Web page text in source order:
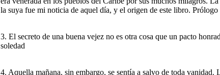
la suya fue mi noticia de aquel día, y el origen de este libro.
3. El secreto de una buena vejez no es otra cosa que un pacto
soledad
4. Aquella mañana, sin embargo, se sentía a salvo de toda vanidad.